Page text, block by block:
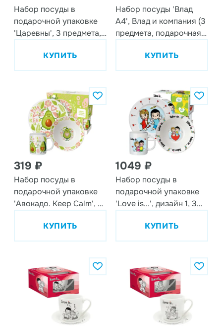
Набор посуды в
подарочной упаковке
'Царевны', 3 предмета,
КУПИТЬ
Набор посуды 'Влад
А4', Влад и компания (3
предмета, подарочная
КУПИТЬ
319 ₽
Набор посуды в
подарочной упаковке
'Авокадо. Keep Calm', 3
КУПИТЬ
1049 ₽
Набор посуды в
подарочной упаковке
'Love is...', дизайн 1, 3
КУПИТЬ